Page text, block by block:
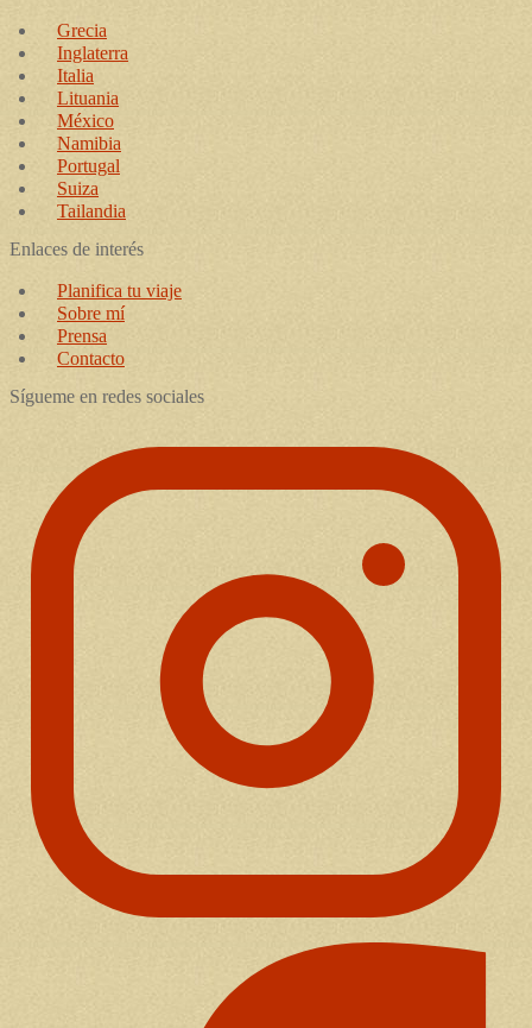
Grecia
Inglaterra
Italia
Lituania
México
Namibia
Portugal
Suiza
Tailandia
Enlaces de interés
Planifica tu viaje
Sobre mí
Prensa
Contacto
Sígueme en redes sociales